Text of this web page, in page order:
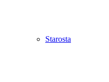
Starosta